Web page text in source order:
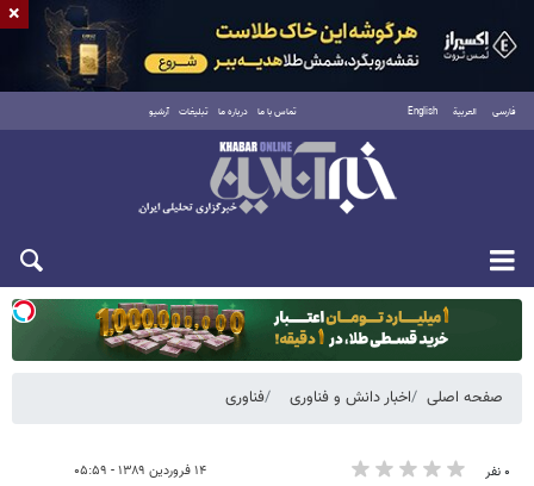
فارسی العربية English تماس با ما درباره ما تبلیغات آرشیو
دوشنبه ۱۹ مرداد ۱۴۰۵
صفحه اصلی اخبار دانش و فناوری فناوری
۰ نفر ۱۴ فروردین ۱۳۸۹ - ۰۵:۵۹
×